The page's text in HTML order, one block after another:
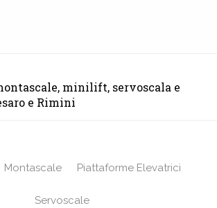
minilift, servoscala e
e Rimini
Montascale Piattaforme Elevatrici
Servoscale